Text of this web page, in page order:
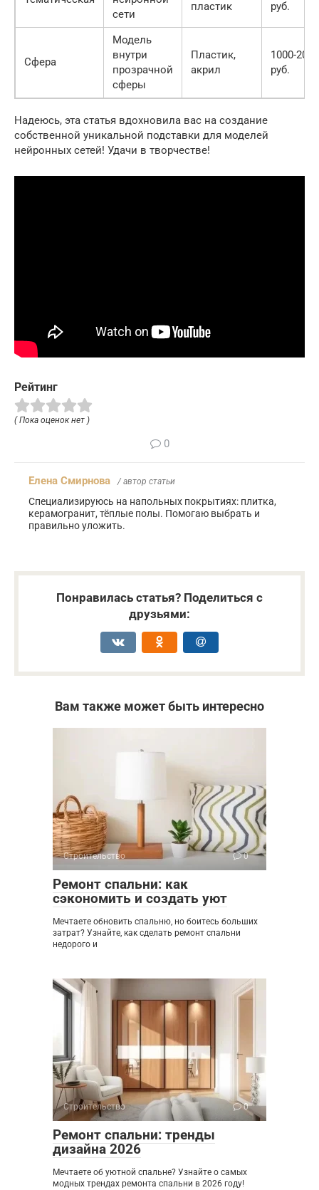
сети
пластик руб.
Сфера
Модель
внутри
прозрачной
сферы
Пластик,
акрил
1000-2000
руб.
Надеюсь, эта статья вдохновила вас на создание
собственной уникальной подставки для моделей
нейронных сетей! Удачи в творчестве!
Рейтинг
( Пока оценок нет )
0
Елена Смирнова / автор статьи
Специализируюсь на напольных покрытиях: плитка,
керамогранит, тёплые полы. Помогаю выбрать и
правильно уложить.
Понравилась статья? Поделиться с
друзьями:
Вам также может быть интересно
Строительство 0
Ремонт спальни: как
сэкономить и создать уют
Мечтаете обновить спальню, но боитесь больших
затрат? Узнайте, как сделать ремонт спальни
недорого и
Строительство 0
Ремонт спальни: тренды
дизайна 2026
Мечтаете об уютной спальне? Узнайте о самых
модных трендах ремонта спальни в 2026 году!